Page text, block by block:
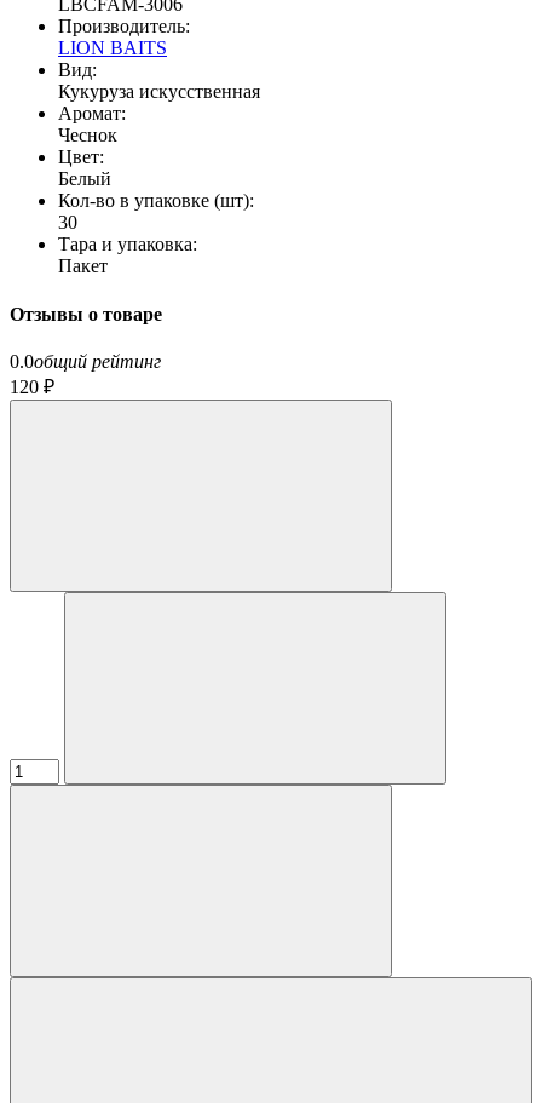
LBCFAM-3006
Производитель:
LION BAITS
Вид:
Кукуруза искусственная
Аромат:
Чеснок
Цвет:
Белый
Кол-во в упаковке (шт):
30
Тара и упаковка:
Пакет
Отзывы о товаре
0.0общий рейтинг
120 ₽